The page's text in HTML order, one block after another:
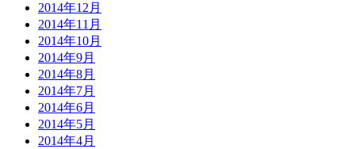
2014年12月
2014年11月
2014年10月
2014年9月
2014年8月
2014年7月
2014年6月
2014年5月
2014年4月